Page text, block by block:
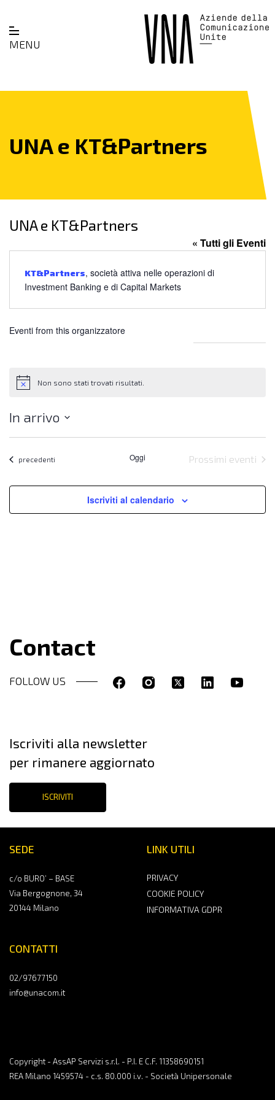
MENU
UNA e KT&Partners
UNA e KT&Partners
« Tutti gli Eventi
KT&Partners, società attiva nelle operazioni di
Investment Banking e di Capital Markets
Eventi from this organizzatore
Notice Non sono stati trovati risultati.
In arrivo
data.Eventi
precedenti Oggi Prossimi eventi
Iscriviti al calendario
Contact
FOLLOW US
SEDE
c/o BURO’ – BASE
Via Bergognone, 34
20144 Milano
CONTATTI
02/97677150
info@unacom.it
LINK UTILI
PRIVACY
COOKIE POLICY
INFORMATIVA GDPR
Copyright - AssAP Servizi s.r.l. - P.I. E C.F. 11358690151
REA Milano 1459574 - c.s. 80.000 i.v. - Società Unipersonale
Iscriviti alla newsletter
per rimanere aggiornato
ISCRIVITI